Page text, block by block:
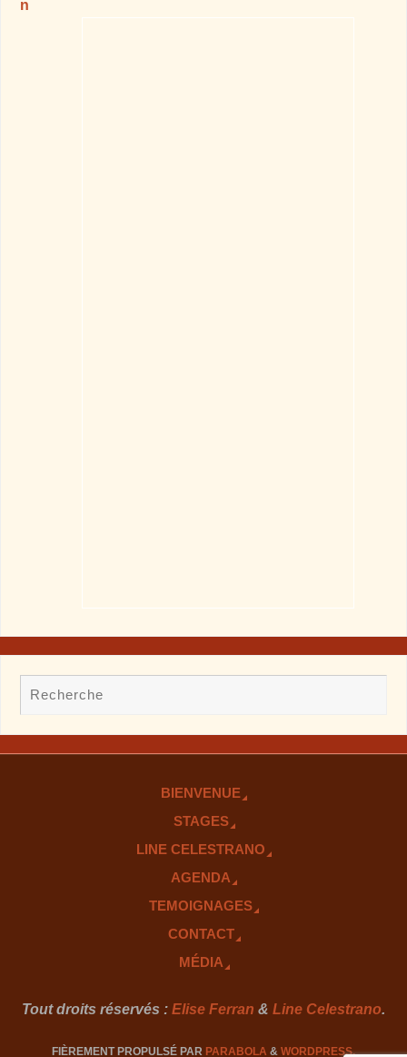
BIENVENUE
STAGES
LINE CELESTRANO
AGENDA
TEMOIGNAGES
CONTACT
MÉDIA
Tout droits réservés : Elise Ferran & Line Celestrano.
FIÈREMENT PROPULSÉ PAR PARABOLA & WORDPRESS.